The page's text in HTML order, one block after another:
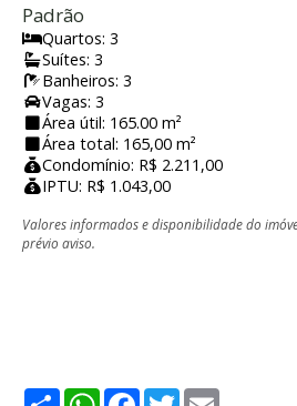
Padrão
Quartos: 3
Suítes: 3
Banheiros: 3
Vagas: 3
Área útil: 165.00 m²
Área total: 165,00 m²
Condomínio: R$ 2.211,00
IPTU: R$ 1.043,00
Valores informados e disponibilidade do
prévio aviso.
ShareWhatsApp
Facebook
Twitter